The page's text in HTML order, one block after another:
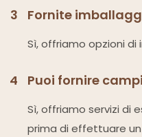
3 Fornite
Sì, offriamo opzioni
4 Puoi fornire
Sì, offriamo servizi di
prima di effettuare